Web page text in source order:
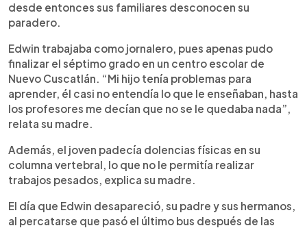
desde entonces sus familiares desconocen su
paradero.
Edwin trabajaba como jornalero, pues apenas pudo
finalizar el séptimo grado en un centro escolar de
Nuevo Cuscatlán. “Mi hijo tenía problemas para
aprender, él casi no entendía lo que le enseñaban, hasta
los profesores me decían que no se le quedaba nada”,
relata su madre.
Además, el joven padecía dolencias físicas en su
columna vertebral, lo que no le permitía realizar
trabajos pesados, explica su madre.
El día que Edwin desapareció, su padre y sus hermanos,
al percatarse que pasó el último bus después de las